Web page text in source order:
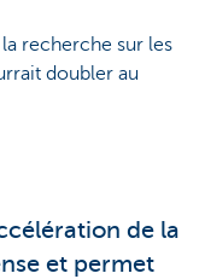
la recherche sur les
doubler au
de la
et permet